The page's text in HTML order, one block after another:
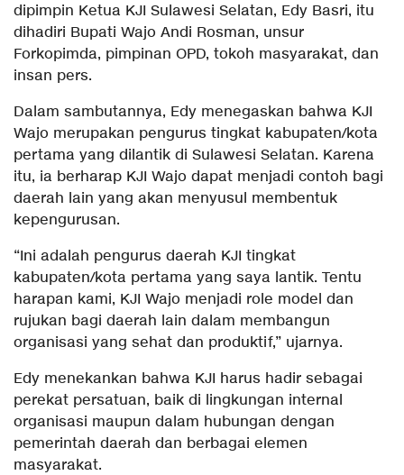
dipimpin Ketua KJI Sulawesi Selatan, Edy Basri, itu
dihadiri Bupati Wajo Andi Rosman, unsur
Forkopimda, pimpinan OPD, tokoh masyarakat, dan
insan pers.
Dalam sambutannya, Edy menegaskan bahwa KJI
Wajo merupakan pengurus tingkat kabupaten/kota
pertama yang dilantik di Sulawesi Selatan. Karena
itu, ia berharap KJI Wajo dapat menjadi contoh bagi
daerah lain yang akan menyusul membentuk
kepengurusan.
“Ini adalah pengurus daerah KJI tingkat
kabupaten/kota pertama yang saya lantik. Tentu
harapan kami, KJI Wajo menjadi role model dan
rujukan bagi daerah lain dalam membangun
organisasi yang sehat dan produktif,” ujarnya.
Edy menekankan bahwa KJI harus hadir sebagai
perekat persatuan, baik di lingkungan internal
organisasi maupun dalam hubungan dengan
pemerintah daerah dan berbagai elemen
masyarakat.